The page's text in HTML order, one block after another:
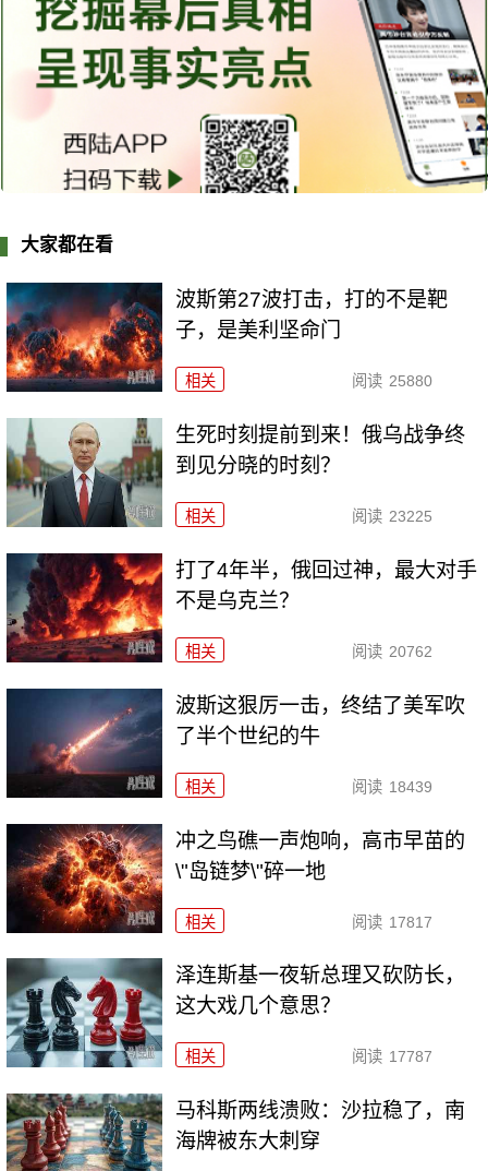
大家都在看
波斯第27波打击，打的不是靶
子，是美利坚命门
相关 阅读 25880
生死时刻提前到来！俄乌战争终
到见分晓的时刻？
相关 阅读 23225
打了4年半，俄回过神，最大对手
不是乌克兰？
相关 阅读 20762
波斯这狠厉一击，终结了美军吹
了半个世纪的牛
相关 阅读 18439
冲之鸟礁一声炮响，高市早苗的
\"岛链梦\"碎一地
相关 阅读 17817
泽连斯基一夜斩总理又砍防长，
这大戏几个意思？
相关 阅读 17787
马科斯两线溃败：沙拉稳了，南
海牌被东大刺穿